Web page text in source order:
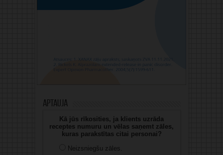
Aptauja
Kā jūs rīkosities, ja klients uzrāda
receptes numuru un vēlas saņemt zāles,
kuras parakstītas citai personai?
Neizsniegšu zāles.